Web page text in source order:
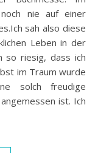
nie auf einer
sah also diese
Leben in der
so riesig, dass ich
im Traum wurde
solch freudige
ist. Ich